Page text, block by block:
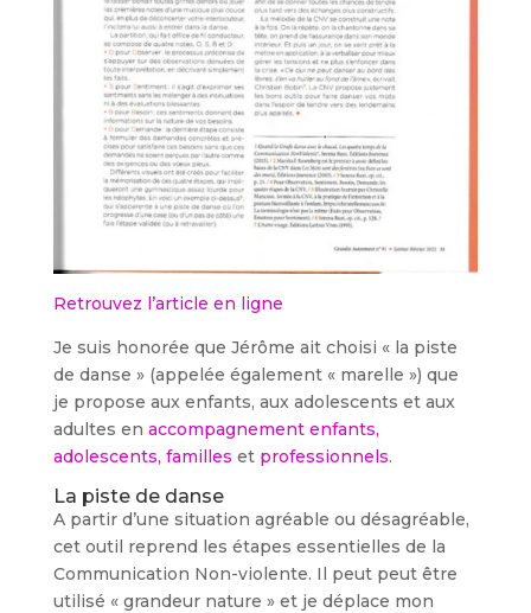
Retrouvez l’article en ligne
Je suis honorée que Jérôme ait choisi « la piste
de danse » (appelée également « marelle ») que
je propose aux enfants, aux adolescents et aux
adultes en accompagnement enfants,
adolescents, familles et professionnels.
La piste de danse
A partir d’une situation agréable ou désagréable,
cet outil reprend les étapes essentielles de la
Communication Non-violente. Il peut peut être
utilisé « grandeur nature » et je déplace mon